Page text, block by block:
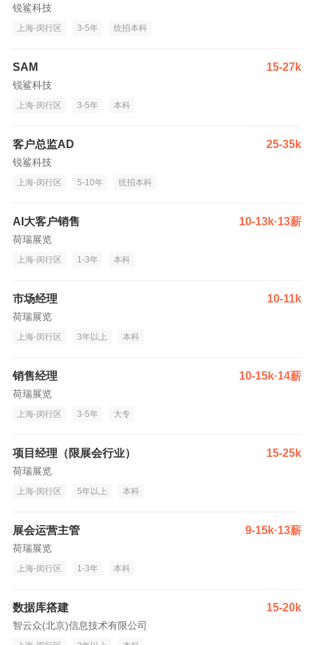
锐鲨科技
上海-闵行区 3-5年 统招本科
SAM 15-27k
锐鲨科技
上海-闵行区 3-5年 本科
客户总监AD 25-35k
锐鲨科技
上海-闵行区 5-10年 统招本科
AI大客户销售 10-13k·13薪
荷瑞展览
上海-闵行区 1-3年 本科
市场经理 10-11k
荷瑞展览
上海-闵行区 3年以上 本科
销售经理 10-15k·14薪
荷瑞展览
上海-闵行区 3-5年 大专
项目经理（限展会行业） 15-25k
荷瑞展览
上海-闵行区 5年以上 本科
展会运营主管 9-15k·13薪
荷瑞展览
上海-闵行区 1-3年 本科
数据库搭建 15-20k
智云众(北京)信息技术有限公司